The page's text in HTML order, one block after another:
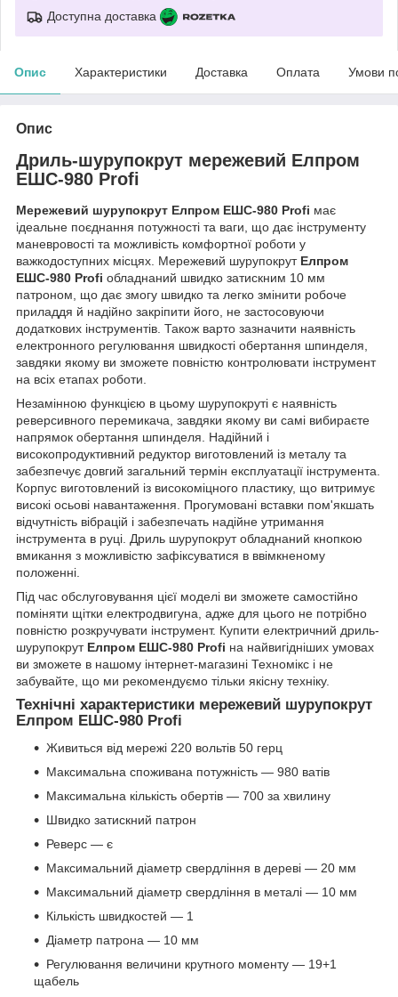
Доступна доставка
Опис Характеристики Доставка Оплата Умови
Опис
Дриль-шурупокрут мережевий Елпром
ЕШС-980 Profi
Мережевий шурупокрут Елпром ЕШС-980 Profi має
ідеальне поєднання потужності та ваги, що дає інструменту
маневровості та можливість комфортної роботи у
важкодоступних місцях. Мережевий шурупокрут Елпром
ЕШС-980 Profi обладнаний швидко затискним 10 мм
патроном, що дає змогу швидко та легко змінити робоче
приладдя й надійно закріпити його, не застосовуючи
додаткових інструментів. Також варто зазначити наявність
електронного регулювання швидкості обертання шпинделя,
завдяки якому ви зможете повністю контролювати інструмент
на всіх етапах роботи.
Незамінною функцією в цьому шурупокруті є наявність
реверсивного перемикача, завдяки якому ви самі вибираєте
напрямок обертання шпинделя. Надійний і
високопродуктивний редуктор виготовлений із металу та
забезпечує довгий загальний термін експлуатації інструмента.
Корпус виготовлений із високоміцного пластику, що витримує
високі осьові навантаження. Прогумовані вставки пом'якшать
відчутність вібрацій і забезпечать надійне утримання
інструмента в руці. Дриль шурупокрут обладнаний кнопкою
вмикання з можливістю зафіксуватися в ввімкненому
положенні.
Під час обслуговування цієї моделі ви зможете самостійно
поміняти щітки електродвигуна, адже для цього не потрібно
повністю розкручувати інструмент. Купити електричний дриль-
шурупокрут Елпром ЕШС-980 Profi на найвигідніших умовах
ви зможете в нашому інтернет-магазині Техномікс і не
забувайте, що ми рекомендуємо тільки якісну техніку.
Технічні характеристики мережевий шурупокрут
Елпром ЕШС-980 Profi
Живиться від мережі 220 вольтів 50 герц
Максимальна споживана потужність — 980 ватів
Максимальна кількість обертів — 700 за хвилину
Швидко затискний патрон
Реверс — є
Максимальний діаметр свердління в дереві — 20 мм
Максимальний діаметр свердління в металі — 10 мм
Кількість швидкостей — 1
Діаметр патрона — 10 мм
Регулювання величини крутного моменту — 19+1
щабель